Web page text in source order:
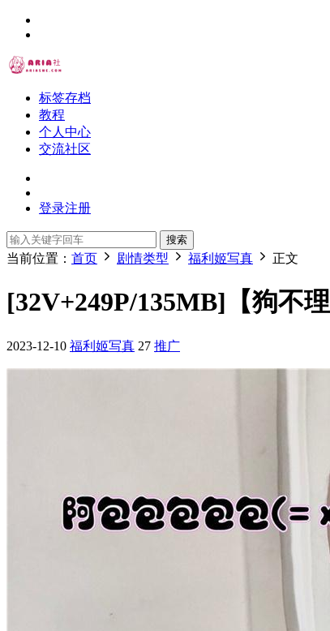
标签存档
教程
个人中心
交流社区
登录注册
搜索
当前位置： 首页 剧情类型 福利姬写真 正文
[32V+249P/135MB]【狗不
2023-12-10 福利姬写真 27 推广